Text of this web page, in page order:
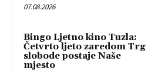
07.08.2026
Bingo Ljetno kino Tuzla:
Četvrto ljeto zaredom Trg
slobode postaje Naše
mjesto